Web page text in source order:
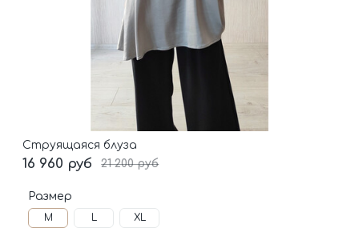
Струящаяся блуза
16 960 руб 21 200 руб
Размер
M L XL